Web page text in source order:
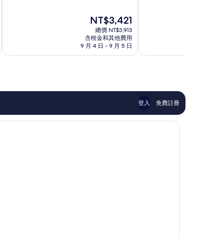
了，
論
現
在
價
格
為
NT$3,421
總價 NT$3,913
含稅金和其他費用
9 月 4 日 - 9 月 5 日
好，
論
登入 免費註冊